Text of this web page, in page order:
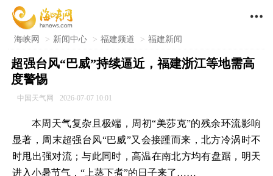

海峡网 > 新闻中心 > 福建频道 > 福建新闻
超强台风“巴威”持续逼近，福建浙江等地需高
度警惕
中国天气网 2026-07-07 10:01
本周天气复杂且极端，周初“美莎克”的残余环流影响
显著，周末超强台风“巴威”又会接踵而来，北方冷涡时不
时甩出强对流；与此同时，高温在南北方均有盘踞，明天
进入小暑节气，“上蒸下煮”的日子来了……